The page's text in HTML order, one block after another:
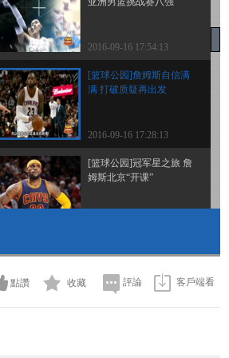
2016-09-16 17:54:13
[篮球公园]詹姆斯自信满
满 打破质疑再出发
2016-09-16 17:28:13
[篮球公园]冠军星之旅 詹
姆斯北京“开课”
2016-09-09 19:28:14
NBA总决赛 詹姆斯圆梦
點讚 收藏 評論 客戶端看